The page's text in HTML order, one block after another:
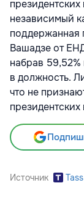
независимый
поддержанная
Вашадзе от
набрав 59,52%
в должность.
что не
Источник Tass